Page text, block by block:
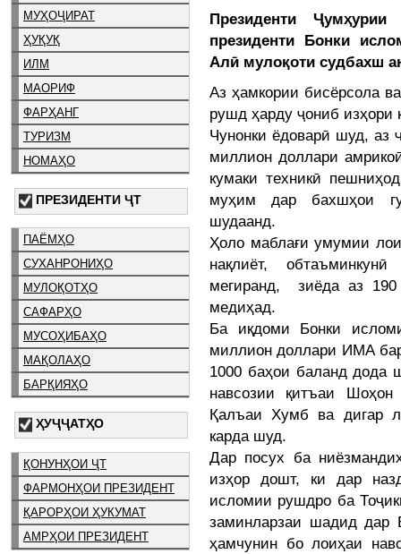
МУҲОҶИРАТ
ҲУҚУҚ
ИЛМ
МАОРИФ
ФАРҲАНГ
ТУРИЗМ
НОМАҲО
ПРЕЗИДЕНТИ ҶТ
ПАЁМҲО
СУХАНРОНИҲО
МУЛОҚОТҲО
САФАРҲО
МУСОҲИБАҲО
МАҚОЛАҲО
БАРҚИЯҲО
ҲУҶҶАТҲО
ҚОНУНҲОИ ҶТ
ФАРМОНҲОИ ПРЕЗИДЕНТ
ҚАРОРҲОИ ҲУКУМАТ
АМРҲОИ ПРЕЗИДЕНТ
Президенти
президенти Бонки
Алӣ мулоқоти судбахш
Аз ҳамкории бисёрсола
рушд ҳарду ҷониб изҳори
Чунонки ёдоварӣ шуд, аз
миллион доллари
кумаки техникӣ
муҳим дар бахшҳои
шудаанд.
Ҳоло маблағи умумии
нақлиёт,
мегиранд, зиёда аз
медиҳад.
Ба иқдоми Бонки
миллион доллари ИМА
1000 баҳои баланд дода
навсозии қитъаи
Қалъаи Хумб ва дигар
карда шуд.
Дар посух ба
изҳор дошт, ки дар
исломии рушдро ба
заминларзаи шадид дар
ҳамчунин бо лоиҳаи